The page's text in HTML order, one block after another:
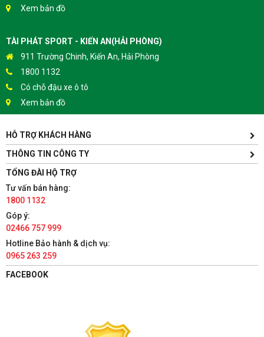
Xem bản đồ
TÀI PHÁT SPORT - KIẾN AN(HẢI PHÒNG)
911 Trường Chinh, Kiến An, Hải Phòng
1800 1132
Có chỗ đậu xe ô tô
Xem bản đồ
TÀI PHÁT SPORT - HƯNG YÊN
Yên Lịch, Xã Dân Tiến, Huyện Khoái Châu, Hưng Yên(Gần
Trường ĐH Sư Phạm Kỹ Thuật Hưng Yên cách 300m)
1800 1132
Có chỗ đậu xe ô tô
TÀI PHÁT SPORT - HÀ NAM
86 Châu Cầu, Phường Minh Khai, Thành phố Phủ Lý, Hà Nam
1800 1132
TỔNG ĐÀI HỘ TRỢ
Tư vấn bán hàng:
1800 1132
Góp ý:
02466 757 999
Hotline Bảo hành & dịch vụ:
0965 263 259
HỖ TRỢ KHÁCH HÀNG
THÔNG TIN CÔNG TY
FACEBOOK